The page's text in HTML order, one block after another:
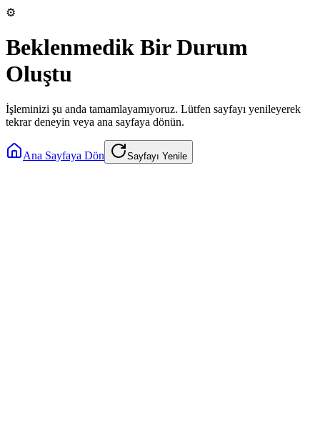
⚙️
Beklenmedik Bir Durum
Oluştu
İşleminizi şu anda tamamlayamıyoruz. Lütfen sayfayı yenileyerek
tekrar deneyin veya ana sayfaya dönün.
Ana Sayfaya Dön Sayfayı Yenile